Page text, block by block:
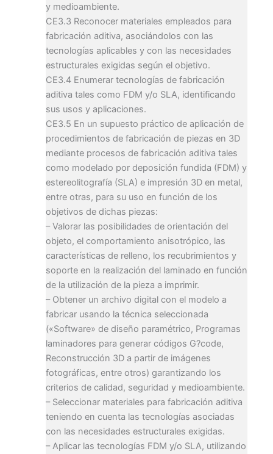
y medioambiente.
CE3.3 Reconocer materiales empleados para
fabricación aditiva, asociándolos con las
tecnologías aplicables y con las necesidades
estructurales exigidas según el objetivo.
CE3.4 Enumerar tecnologías de fabricación
aditiva tales como FDM y/o SLA, identificando
sus usos y aplicaciones.
CE3.5 En un supuesto práctico de aplicación de
procedimientos de fabricación de piezas en 3D
mediante procesos de fabricación aditiva tales
como modelado por deposición fundida (FDM) y
estereolitografía (SLA) e impresión 3D en metal,
entre otras, para su uso en función de los
objetivos de dichas piezas:
– Valorar las posibilidades de orientación del
objeto, el comportamiento anisotrópico, las
características de relleno, los recubrimientos y
soporte en la realización del laminado en función
de la utilización de la pieza a imprimir.
– Obtener un archivo digital con el modelo a
fabricar usando la técnica seleccionada
(«Software» de diseño paramétrico, Programas
laminadores para generar códigos G?code,
Reconstrucción 3D a partir de imágenes
fotográficas, entre otros) garantizando los
criterios de calidad, seguridad y medioambiente.
– Seleccionar materiales para fabricación aditiva
teniendo en cuenta las tecnologías asociadas
con las necesidades estructurales exigidas.
– Aplicar las tecnologías FDM y/o SLA, utilizando